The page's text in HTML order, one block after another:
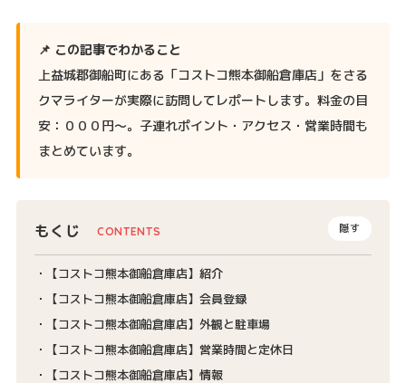
📌 この記事でわかること
上益城郡御船町にある「コストコ熊本御船倉庫店」をさる
クマライターが実際に訪問してレポートします。料金の目
安：０００円〜。子連れポイント・アクセス・営業時間も
まとめています。
もくじ 隠す
【コストコ熊本御船倉庫店】紹介
【コストコ熊本御船倉庫店】会員登録
【コストコ熊本御船倉庫店】外観と駐車場
【コストコ熊本御船倉庫店】営業時間と定休日
【コストコ熊本御船倉庫店】情報